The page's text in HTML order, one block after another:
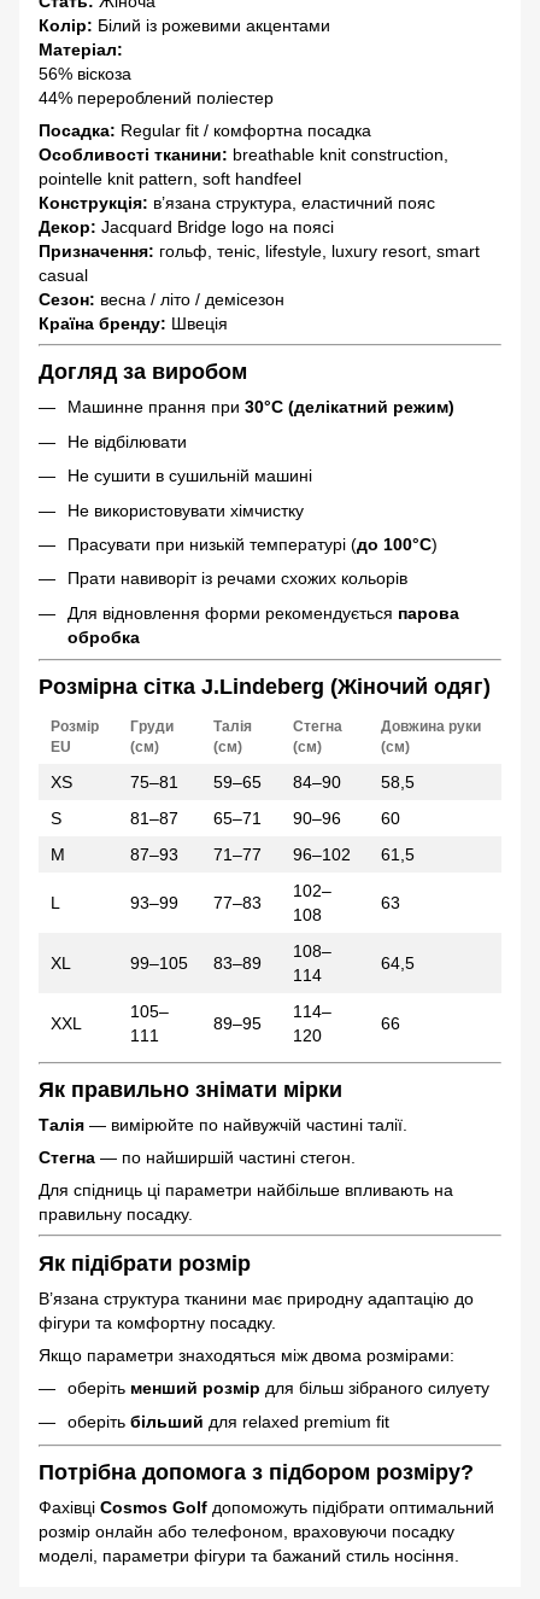
Колір: Білий із рожевими акцентами
Матеріал:
56% віскоза
44% перероблений поліестер
Посадка: Regular fit / комфортна посадка
Особливості тканини: breathable knit construction,
pointelle knit pattern, soft handfeel
Конструкція: в’язана структура, еластичний пояс
Декор: Jacquard Bridge logo на поясі
Призначення: гольф, теніс, lifestyle, luxury resort, smart
casual
Сезон: весна / літо / демісезон
Країна бренду: Швеція
Догляд за виробом
Машинне прання при 30°C (делікатний режим)
Не відбілювати
Не сушити в сушильній машині
Не використовувати хімчистку
Прасувати при низькій температурі (до 100°C)
Прати навиворіт із речами схожих кольорів
Для відновлення форми рекомендується парова
обробка
Розмірна сітка J.Lindeberg (Жіночий одяг)
Розмір
EU
Груди
(см)
Талія
(см)
Стегна
(см)
Довжина руки
(см)
XS 75–81 59–65 84–90
58,5
S
81–87 65–71 90–96
60
M
87–93 71–77 96–102 61,5
L 93–99 77–83
102–
108
63
XL 99–105 83–89
108–
114
64,5
XXL
105–
111
89–95
114–
120
66
Як правильно знімати мірки
Талія — вимірюйте по найвужчій частині талії.
Стегна — по найширшій частині стегон.
Для спідниць ці параметри найбільше впливають на
правильну посадку.
Як підібрати розмір
В’язана структура тканини має природну адаптацію до
фігури та комфортну посадку.
Якщо параметри знаходяться між двома розмірами:
оберіть менший розмір для більш зібраного силуету
оберіть більший для relaxed premium fit
Потрібна допомога з підбором розміру?
Фахівці Cosmos Golf допоможуть підібрати оптимальний
розмір онлайн або телефоном, враховуючи посадку
моделі, параметри фігури та бажаний стиль носіння.